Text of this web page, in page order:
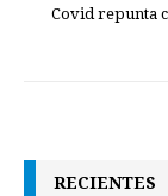
Covid repunta
RECIENTES